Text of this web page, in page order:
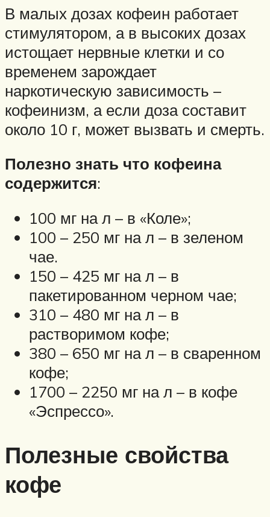
В малых дозах кофеин работает
стимулятором, а в высоких дозах
истощает нервные клетки и со
временем зарождает
наркотическую зависимость –
кофеинизм, а если доза составит
около 10 г, может вызвать и смерть.
Полезно знать что кофеина
содержится:
100 мг на л – в «Коле»;
100 – 250 мг на л – в зеленом
чае.
150 – 425 мг на л – в
пакетированном черном чае;
310 – 480 мг на л – в
растворимом кофе;
380 – 650 мг на л – в сваренном
кофе;
1700 – 2250 мг на л – в кофе
«Эспрессо».
Полезные свойства
кофе